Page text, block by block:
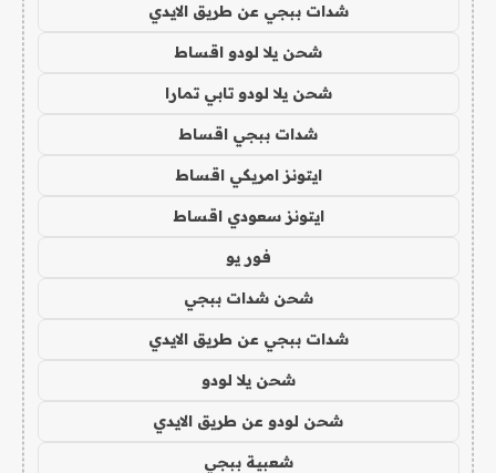
شدات ببجي عن طريق الايدي
شحن يلا لودو اقساط
شحن يلا لودو تابي تمارا
شدات ببجي اقساط
ايتونز امريكي اقساط
ايتونز سعودي اقساط
فور يو
شحن شدات ببجي
شدات ببجي عن طريق الايدي
شحن يلا لودو
شحن لودو عن طريق الايدي
شعبية ببجي